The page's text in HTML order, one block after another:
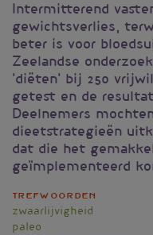
Intermitterend
gewichtsverlies,
beter is voor
Zeelandse
'diëten' bij 250
getest en de
Deelnemers
dieetstrategieën
dat die het
geïmplementeerd
Trefwoorden
zwaarlijvigheid
paleo